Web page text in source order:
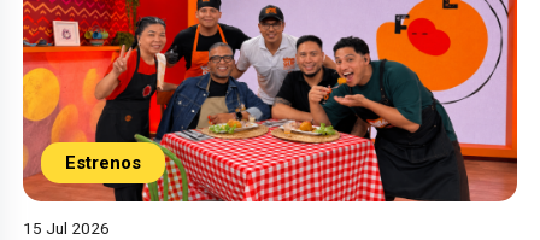
Estrenos
15 Jul 2026